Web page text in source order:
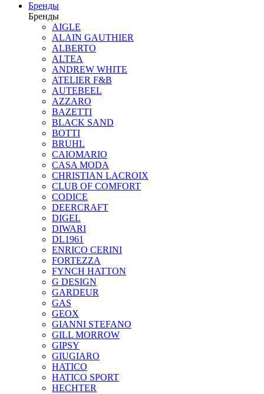
Бренды
Бренды
AIGLE
ALAIN GAUTHIER
ALBERTO
ALTEA
ANDREW WHITE
ATELIER F&B
AUTEBEEL
AZZARO
BAZETTI
BLACK SAND
BOTTI
BRUHL
CAIOMARIO
CASA MODA
CHRISTIAN LACROIX
CLUB OF COMFORT
CODICE
DEERCRAFT
DIGEL
DIWARI
DL1961
ENRICO CERINI
FORTEZZA
FYNCH HATTON
G DESIGN
GARDEUR
GAS
GEOX
GIANNI STEFANO
GILL MORROW
GIPSY
GIUGIARO
HATICO
HATICO SPORT
HECHTER